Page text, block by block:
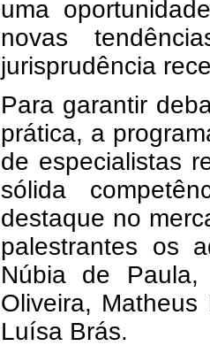
uma
novas
jurisprudência
Para garantir
prática, a
de especialistas
sólida
destaque no
palestrantes os
Núbia de Paula,
Oliveira,
Luísa Brás.